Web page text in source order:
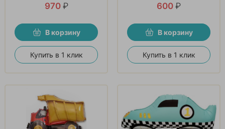
970 ₽
В корзину
Купить в 1 клик
600 ₽
В корзину
Купить в 1 клик